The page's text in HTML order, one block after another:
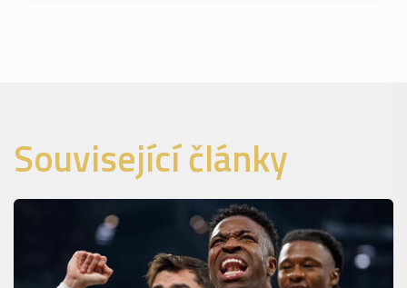
Související články